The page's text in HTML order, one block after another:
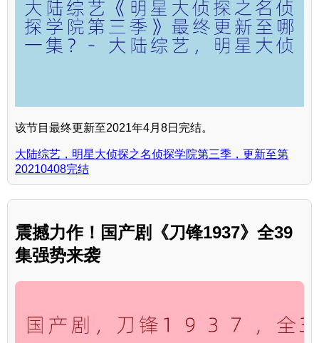
该节目最终更新至2021年4月8日完结。
大陆综艺，明星大侦探之名侦探学院第三季，更新至第
20210408完结
震撼力作！国产剧《刀锋1937》全39
集强势来袭